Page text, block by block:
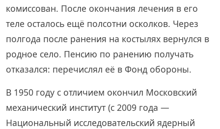
комиссован. После окончания лечения в его
теле осталось ещё полсотни осколков. Через
полгода после ранения на костылях вернулся в
родное село. Пенсию по ранению получать
отказался: перечислял её в Фонд обороны.
В 1950 году с отличием окончил Московский
механический институт (с 2009 года —
Национальный исследовательский ядерный